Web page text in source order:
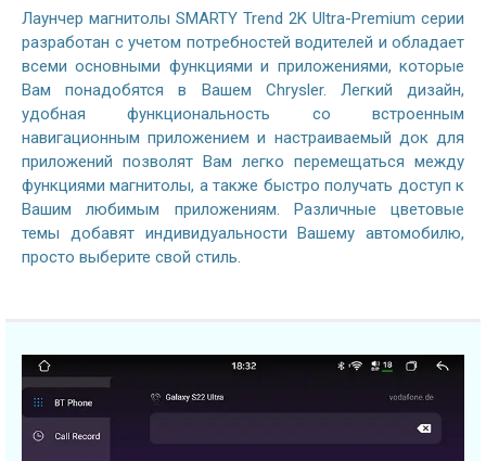
Лаунчер магнитолы SMARTY Trend 2K Ultra-Premium серии
разработан с учетом потребностей водителей и обладает
всеми основными функциями и приложениями, которые
Вам понадобятся в Вашем Chrysler. Легкий дизайн,
удобная функциональность со встроенным
навигационным приложением и настраиваемый док для
приложений позволят Вам легко перемещаться между
функциями магнитолы, а также быстро получать доступ к
Вашим любимым приложениям. Различные цветовые
темы добавят индивидуальности Вашему автомобилю,
просто выберите свой стиль.